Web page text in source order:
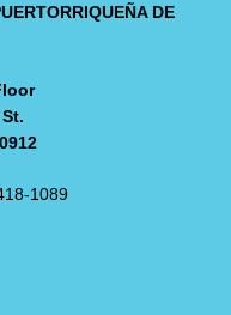
DE
1089